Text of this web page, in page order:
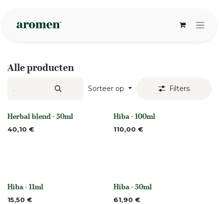
Alle producten
Sorteer op Filters
None
Herbal blend - 50ml
40,10 € None
Hiba - 100ml
110,00 €
None
Hiba - 11ml
15,50 € None
Hiba - 50ml
61,90 €